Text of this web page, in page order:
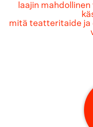
laajin
mitä teatteritaide ja